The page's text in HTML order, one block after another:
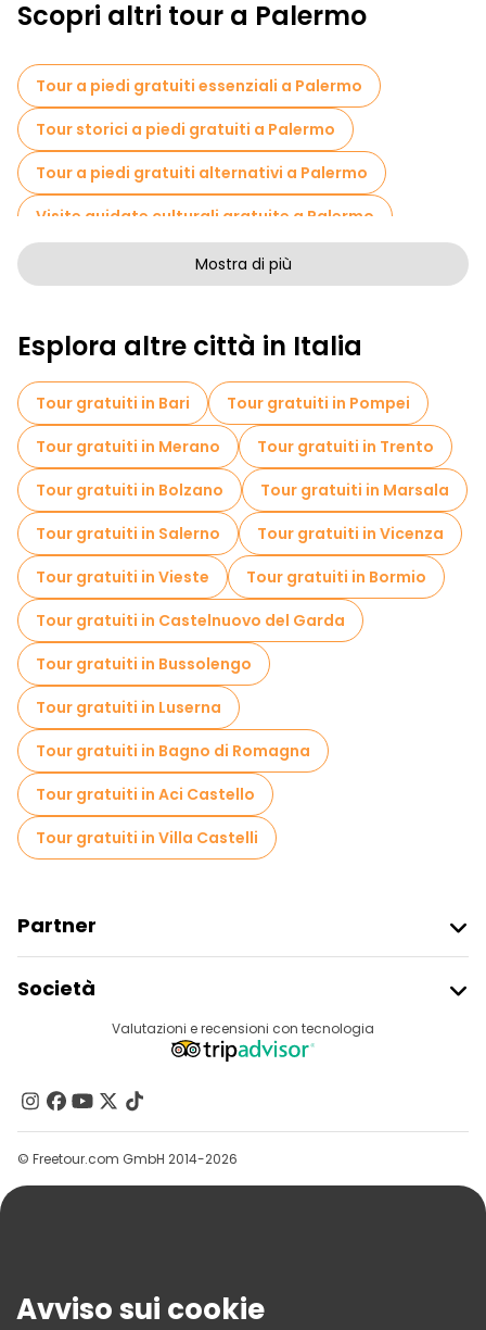
Scopri altri tour a Palermo
Tour a piedi gratuiti essenziali a Palermo
Tour storici a piedi gratuiti a Palermo
Tour a piedi gratuiti alternativi a Palermo
Visite guidate culturali gratuite a Palermo
Tour a piedi senza arte a Palermo
Pub Crawl tour a Palermo
Visite autoguidate in Palermo
Crociere in Palermo
Musei in Palermo
Visita gratuita del centro storico Palermo
Tour per piccoli gruppi in Palermo
Visite al mercato in Palermo
Tour di degustazione locali in Palermo
Gite giornaliere gratuite a Palermo
Tour in bicicletta a Palermo
Tour gastronomici a Palermo
Tour gratuiti nelle vicinanze Massimo Theater
Tour gratuiti nelle vicinanze Cattedrale di Palermo
Mostra di più
Esplora altre città in Italia
Tour gratuiti in Bari
Tour gratuiti in Pompei
Tour gratuiti in Merano
Tour gratuiti in Trento
Tour gratuiti in Bolzano
Tour gratuiti in Marsala
Tour gratuiti in Salerno
Tour gratuiti in Vicenza
Tour gratuiti in Vieste
Tour gratuiti in Bormio
Tour gratuiti in Castelnuovo del Garda
Tour gratuiti in Bussolengo
Tour gratuiti in Luserna
Tour gratuiti in Bagno di Romagna
Tour gratuiti in Aci Castello
Tour gratuiti in Villa Castelli
Partner
Accesso Del Fornitore
Programma Di Affiliazione
Società
Destinazioni
Contattaci
Gruppi
Aiuto
Termini E Condizioni
Valutazioni e recensioni con tecnologia
© Freetour.com GmbH 2014-2026
Avviso sui cookie